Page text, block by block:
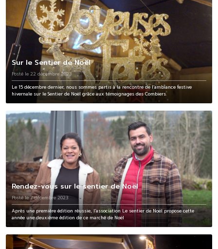
Sur le Sentier de Noël
Posté le 22 décembre 2023
Le 15 décembre dernier, nous sommes partis à la rencontre de l’ambiance festive
hivernale sur le Sentier de Noël grâce aux témoignages des Combiers.
Rendez-vous sur le sentier de Noël
Posté le 7 décembre 2023
Après une première édition réussie, l’association Le sentier de Noël propose cette
année une deuxième édition de ce marché de Noël